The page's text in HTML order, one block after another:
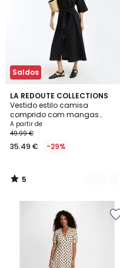
Saldos
LA REDOUTE COLLECTIONS
Vestido estilo camisa
comprido com mangas
cintadas até ao cotovelo
A partir de
49.99 €
35.49 € -29%
5
/
5
3
Cores
5
/